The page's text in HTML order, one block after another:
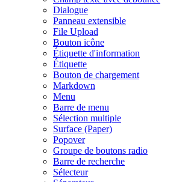
Dialogue
Panneau extensible
File Upload
Bouton icône
Étiquette d'information
Étiquette
Bouton de chargement
Markdown
Menu
Barre de menu
Sélection multiple
Surface (Paper)
Popover
Groupe de boutons radio
Barre de recherche
Sélecteur